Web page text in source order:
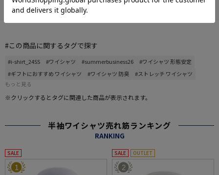
この商品について
#この商品に関するタグで探す
#i-shirt_24SS #ワイシャツ #summerbusiness26
#ワイシャツ 形態安定
#ギフトにおすすめ ワイシャツ
#ワイシャツ 防臭
#ストレッチ ワイシャツ
もっと見る
※クリックするとタグに関連した商品が表示されます。
半袖ワイシャツ売れ筋ランキング
RANKING
SALE
1
SALE OUTLET
2